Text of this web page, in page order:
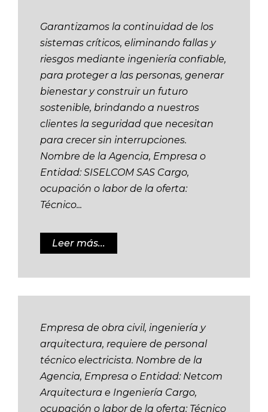
Garantizamos la continuidad de los
sistemas críticos, eliminando fallas y
riesgos mediante ingeniería confiable,
para proteger a las personas, generar
bienestar y construir un futuro
sostenible, brindando a nuestros
clientes la seguridad que necesitan
para crecer sin interrupciones.
Nombre de la Agencia, Empresa o
Entidad: SISELCOM SAS Cargo,
ocupación o labor de la oferta:
Técnico...
Leer más...
Empresa de obra civil, ingeniería y
arquitectura, requiere de personal
técnico electricista. Nombre de la
Agencia, Empresa o Entidad: Netcom
Arquitectura e Ingeniería Cargo,
ocupación o labor de la oferta: Técnico